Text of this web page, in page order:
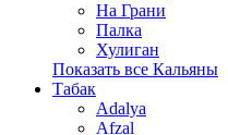
На Грани
Палка
Хулиган
Показать все Кальяны
Табак
Adalya
Afzal